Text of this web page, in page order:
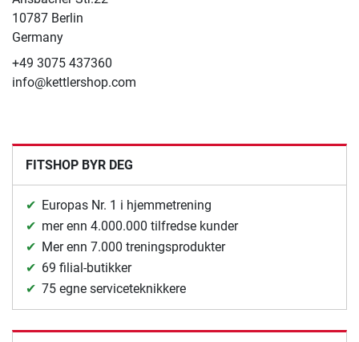
10787 Berlin
Germany
+49 3075 437360
info@kettlershop.com
FITSHOP BYR DEG
Europas Nr. 1 i hjemmetrening
mer enn 4.000.000 tilfredse kunder
Mer enn 7.000 treningsprodukter
69 filial-butikker
75 egne serviceteknikkere